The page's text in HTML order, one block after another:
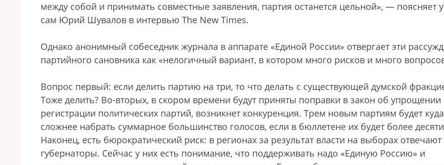
между собой и принимать совместные заявления, партия останется цельной», — поясняет
сам Юрий Шувалов в интервью The New Times.
Однако анонимный собеседник журнала в аппарате «Единой России» отвергает эти
партийного сановника как «нелогичный вариант, в котором много рисков и много
Вопрос первый: если делить партию на три, то что делать с существующей думской
Тоже делить? Во-вторых, в скором времени будут приняты поправки в закон об упрощении
регистрации политических партий, возникнет конкуренция. Трем новым партиям будет куда
сложнее набрать суммарное большинство голосов, если в бюллетене их будет более
Наконец, есть бюрократический риск: в регионах за результат власти на выборах отвечают
губернаторы. Сейчас у них есть понимание, что поддерживать надо «Единую Россию» и